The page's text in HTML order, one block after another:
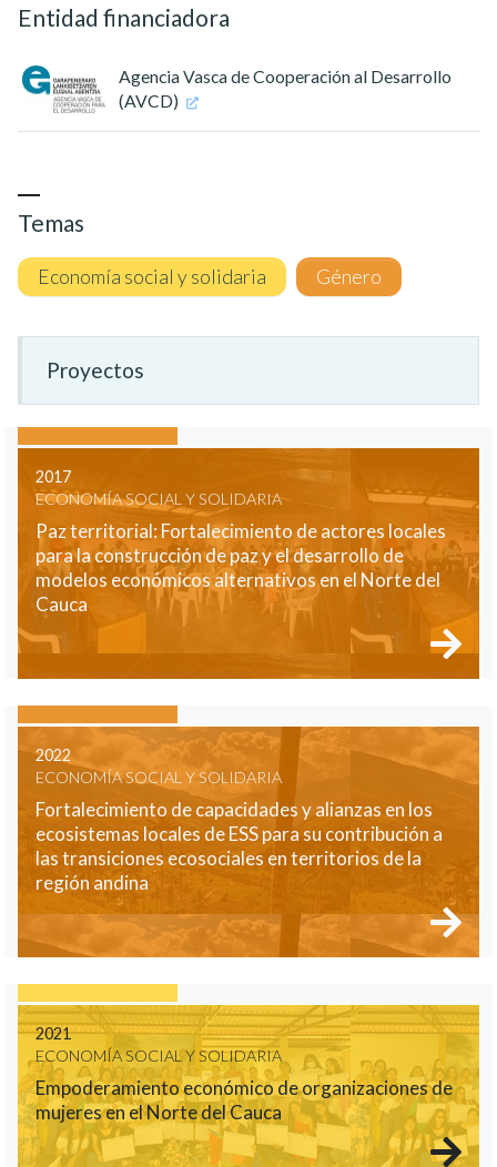
Entidad financiadora
Agencia Vasca de Cooperación al Desarrollo
(AVCD)
Temas
Economía social y solidaria Género
Proyectos
2017
ECONOMÍA SOCIAL Y SOLIDARIA
Paz territorial: Fortalecimiento de actores locales
para la construcción de paz y el desarrollo de
modelos económicos alternativos en el Norte del
Cauca
2022
ECONOMÍA SOCIAL Y SOLIDARIA
Fortalecimiento de capacidades y alianzas en los
ecosistemas locales de ESS para su contribución a
las transiciones ecosociales en territorios de la
región andina
2021
ECONOMÍA SOCIAL Y SOLIDARIA
Empoderamiento económico de organizaciones de
mujeres en el Norte del Cauca